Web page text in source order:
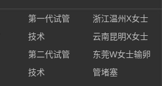
第一代试管
技术
第二代试管
技术
浙江温州X女士
云南昆明X女士
东莞W女士输卵
管堵塞